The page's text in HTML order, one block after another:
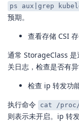
ps aux|grep
预期。
查看存储 CSI
通常 StorageClass 是
关日志，检查是否有异
检查 ip 转发功
执行命令 cat /
则表示未开启。ip 转